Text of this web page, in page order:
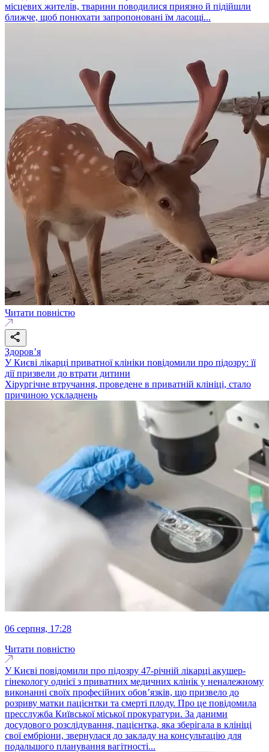
місцевих жителів, тварини поводилися приязно й підійшли
ближче, щоб понюхати запропоновані їм ласощі...
Читати повністю
Здоровʼя
У Києві лікарці приватної клініки повідомили про підозру: її
дії призвели до втрати дитини
Хірургічне втручання, проведене в приватній клініці, стало
причиною ускладнень
06 серпня, 17:28
Читати повністю
У Києві повідомили про підозру 47-річній лікарці акушер-
гінекологу однієї з приватних медичних клінік у неналежному
виконанні своїх професійних обов’язків, що призвело до
розриву матки пацієнтки та смерті плоду. Про це повідомила
пресслужба Київської міської прокуратури. За даними
досудового розслідування, пацієнтка, яка зберігала в клініці
свої ембріони, звернулася до закладу на консультацію для
подальшого планування вагітності...